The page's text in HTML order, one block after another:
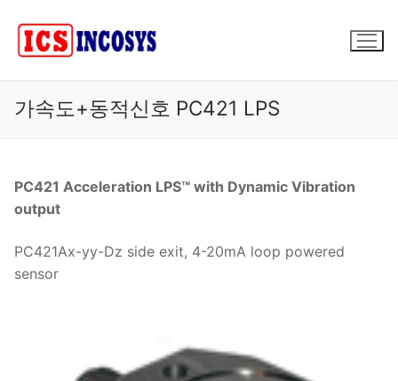
가속도+동적신호 PC421 LPS
PC421 Acceleration LPS™ with Dynamic Vibration
output
PC421Ax-yy-Dz side exit, 4-20mA loop powered
sensor